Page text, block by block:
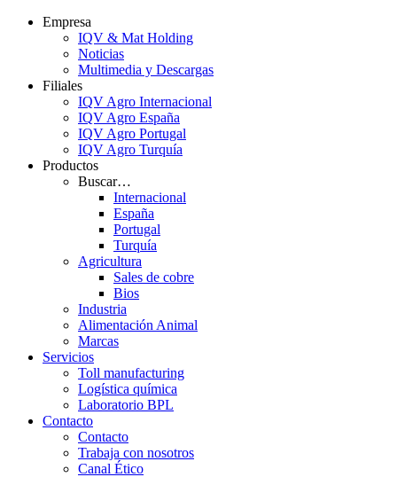
Empresa
IQV & Mat Holding
Noticias
Multimedia y Descargas
Filiales
IQV Agro Internacional
IQV Agro España
IQV Agro Portugal
IQV Agro Turquía
Productos
Buscar…
Internacional
España
Portugal
Turquía
Agricultura
Sales de cobre
Bios
Industria
Alimentación Animal
Marcas
Servicios
Toll manufacturing
Logística química
Laboratorio BPL
Contacto
Contacto
Trabaja con nosotros
Canal Ético